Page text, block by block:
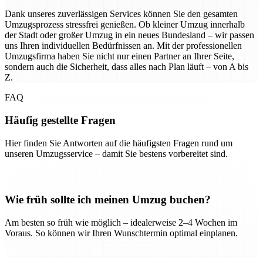
Dank unseres zuverlässigen Services können Sie den gesamten
Umzugsprozess stressfrei genießen. Ob kleiner Umzug innerhalb
der Stadt oder großer Umzug in ein neues Bundesland – wir passen
uns Ihren individuellen Bedürfnissen an. Mit der professionellen
Umzugsfirma haben Sie nicht nur einen Partner an Ihrer Seite,
sondern auch die Sicherheit, dass alles nach Plan läuft – von A bis
Z.
FAQ
Häufig gestellte Fragen
Hier finden Sie Antworten auf die häufigsten Fragen rund um
unseren Umzugsservice – damit Sie bestens vorbereitet sind.
Wie früh sollte ich meinen Umzug buchen?
Am besten so früh wie möglich – idealerweise 2–4 Wochen im
Voraus. So können wir Ihren Wunschtermin optimal einplanen.